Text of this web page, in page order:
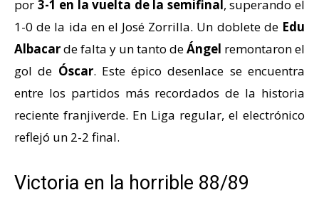
por 3-1 en la vuelta de la semifinal , superando el
1-0 de la ida en el José Zorrilla. Un doblete de Edu
Albacarde falta y un tanto deÁngel remontaron el
gol de Óscar. Este épico desenlace se encuentra
entre los partidos más recordados de la historia
reciente franjiverde. En Liga regular, el electrónico
reflejó un 2-2 final.
Victoria en la horrible 88/89